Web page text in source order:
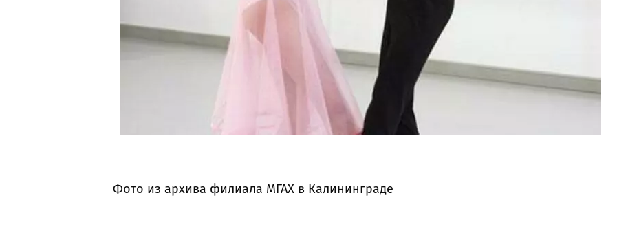
Фото из архива филиала МГАХ в Калининграде